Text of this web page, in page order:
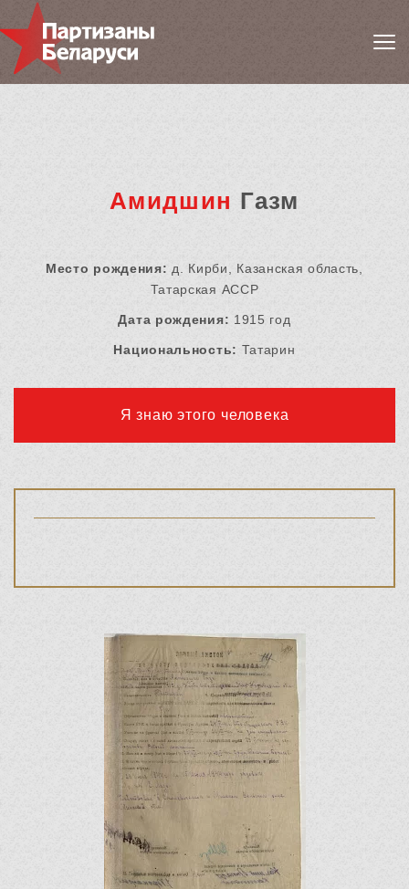
Амидшин Газм
Место рождения: д. Кирби, Казанская область,
Татарская АССР
Дата рождения: 1915 год
Национальность: Татарин
Я знаю этого человека